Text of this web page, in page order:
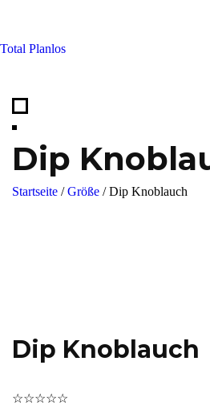
Total Planlos
Dip
Startseite /Größe /Dip Knoblauch
Dip Knoblauch
☆☆☆☆☆